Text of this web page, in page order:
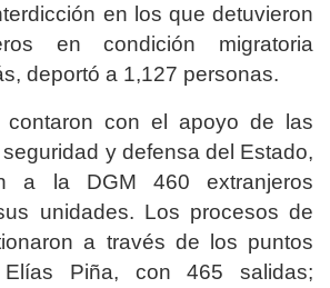
en los que detuvieron
en condición migratoria
deportó a 1,127 personas.
contaron con el apoyo de las
y defensa del Estado,
a la DGM 460 extranjeros
unidades. Los procesos de
a través de los puntos
Piña, con 465 salidas;